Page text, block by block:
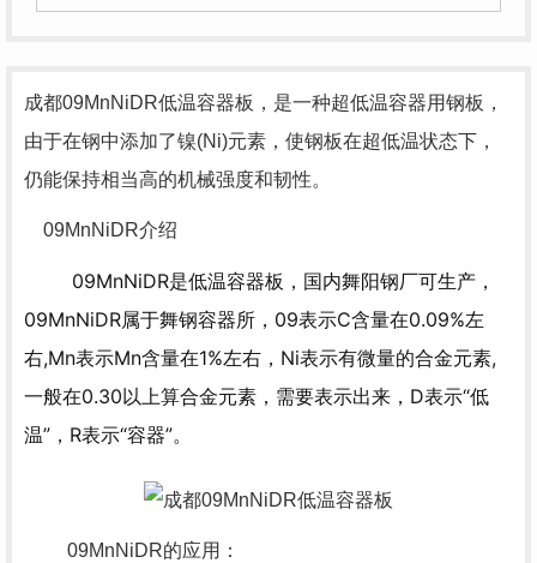
成都09MnNiDR低温容器板，是一种超低温容器用钢板，
由于在钢中添加了镍(Ni)元素，使钢板在超低温状态下，
仍能保持相当高的机械强度和韧性。
09MnNiDR介绍
09MnNiDR是低温容器板，国内舞阳钢厂可生产，
09MnNiDR属于舞钢容器所，09表示C含量在0.09%左
右,Mn表示Mn含量在1%左右，Ni表示有微量的合金元素,
一般在0.30以上算合金元素，需要表示出来，D表示“低
温”，R表示“容器”。
09MnNiDR的应用：